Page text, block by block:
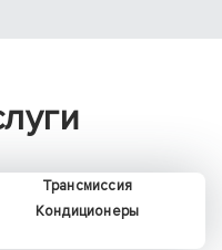
Трансмиссия
Кондиционеры